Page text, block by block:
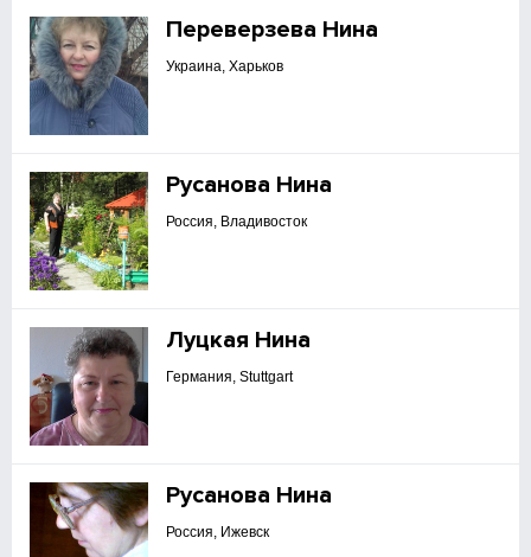
Переверзева Нина
Украина, Харьков
Русанова Нина
Россия, Владивосток
Луцкая Нина
Германия, Stuttgart
Русанова Нина
Россия, Ижевск